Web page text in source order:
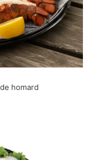
homard